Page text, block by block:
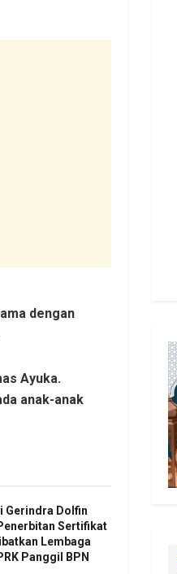
dengan
Ayuka.
anak-anak
Gerindra Dolfin
Sertifikat
Lembaga
Panggil BPN